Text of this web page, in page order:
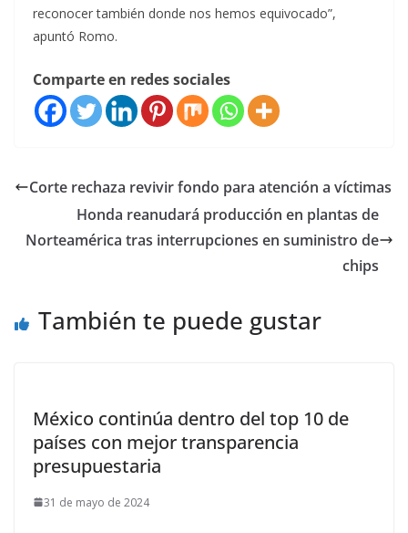
reconocer también donde nos hemos equivocado”,
apuntó Romo.
Comparte en redes sociales
Corte rechaza revivir fondo para atención a víctimas
Honda reanudará producción en plantas de
Norteamérica tras interrupciones en suministro de
chips
También te puede gustar
México continúa dentro del top 10 de
países con mejor transparencia
presupuestaria
31 de mayo de 2024